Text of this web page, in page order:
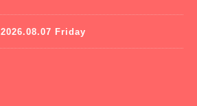
2026.08.07 Friday